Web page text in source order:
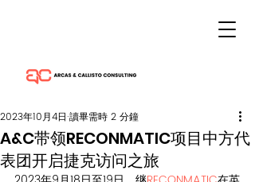
A&C带领RECONMATIC项目中方代
表团开启捷克访问之旅
2023年10月4日 讀畢需時 2 分鐘